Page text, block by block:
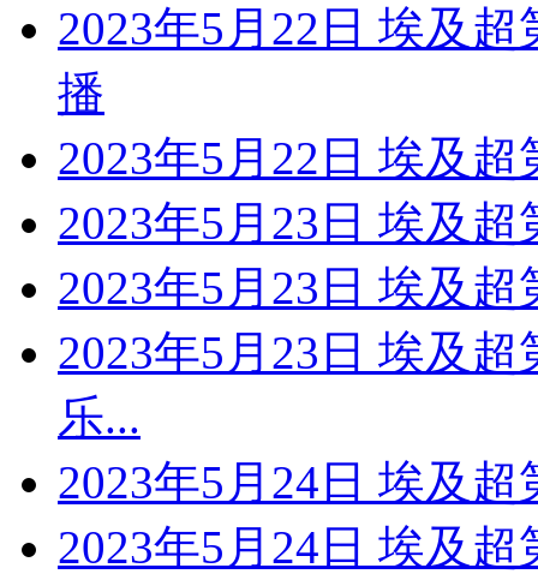
2023年5月22日 埃及
播
2023年5月22日 埃及
2023年5月23日 埃及
2023年5月23日 埃及
2023年5月23日 埃及
乐...
2023年5月24日 埃及
2023年5月24日 埃及